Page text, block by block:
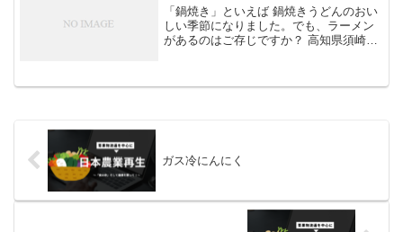
「鍋焼き」といえば 鍋焼きうどんのおい
しい季節になりました。でも、ラーメン
があるのはご存じですか？ 高知県須崎市
になるほどの人気です。 特徴としては、
ガス冷にんにく